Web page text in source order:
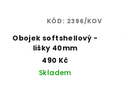
Obojek softshellový -
lišky 40mm
490 Kč
Skladem
KÓD: 2396/KOV